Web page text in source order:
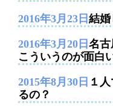
2016年3月23日 結婚
2016年3月20日 名古
こういうのが面白
2015年8月30日 １
るの？